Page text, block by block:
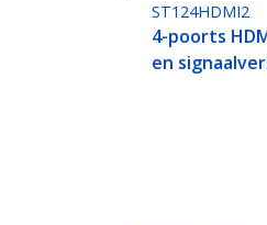
ST124HDMI2
4-poorts
en